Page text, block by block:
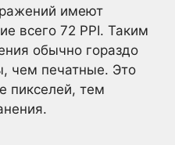
имеют
всего 72 PPI. Таким
обычно гораздо
чем печатные. Это
пикселей, тем